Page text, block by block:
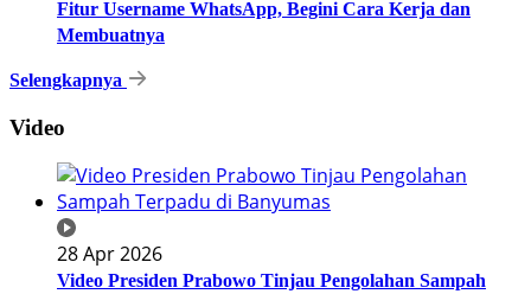
Fitur Username WhatsApp, Begini Cara Kerja dan
Membuatnya
Selengkapnya
Video
28 Apr 2026
Video Presiden Prabowo Tinjau Pengolahan Sampah